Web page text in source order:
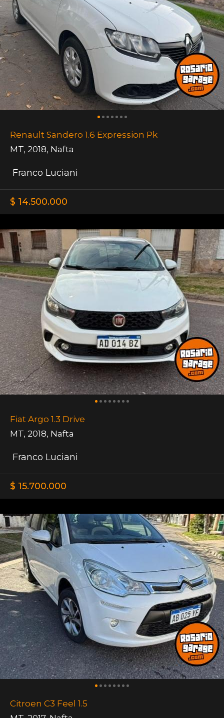
Renault Sandero 1.6 Expression Pk
MT, 2018, Nafta
Franco Luciani
$ 14.500.000
Fiat Argo 1.3 Drive
MT, 2018, Nafta
Franco Luciani
$ 15.700.000
Citroen C3 Feel 1.5